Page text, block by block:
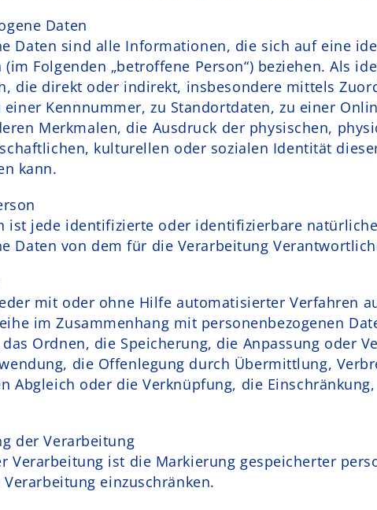
Daten
Daten sind alle Informationen, die sich auf eine
Folgenden „betroffene Person“) beziehen. Als
die direkt oder indirekt, insbesondere mittels
einer Kennnummer, zu Standortdaten, zu einer
Merkmalen, die Ausdruck der physischen,
kulturellen oder sozialen Identität
kann.
ist jede identifizierte oder identifizierbare
Daten von dem für die Verarbeitung
mit oder ohne Hilfe automatisierter Verfahren
im Zusammenhang mit personenbezogenen
Ordnen, die Speicherung, die Anpassung oder
die Offenlegung durch Übermittlung,
Abgleich oder die Verknüpfung, die
der Verarbeitung
Verarbeitung ist die Markierung gespeicherter
einzuschränken.